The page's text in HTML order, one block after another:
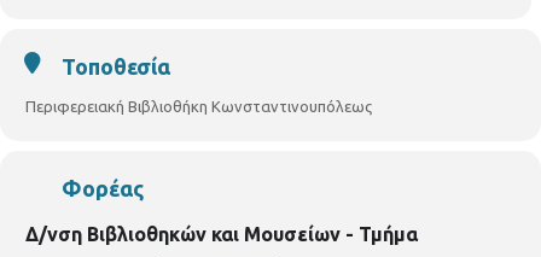
Τοποθεσία
Περιφερειακή Βιβλιοθήκη Κωνσταντινουπόλεως
Φορέας
Δ/νση Βιβλιοθηκών και Μουσείων - Τμήμα